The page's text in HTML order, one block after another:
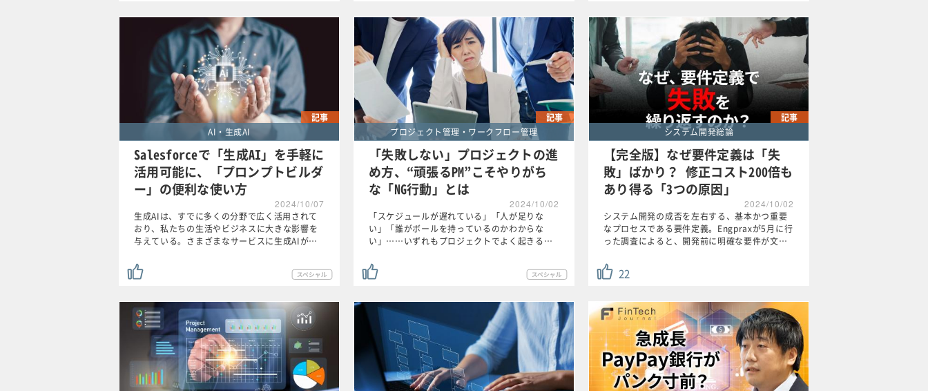
記事
AI・生成AI
Salesforceで「生成AI」を手軽に
活用可能に、「プロンプトビルダ
ー」の便利な使い方
2024/10/07
生成AIは、すでに多くの分野で広く活用されて
おり、私たちの生活やビジネスに大きな影響を
与えている。さまざまなサービスに生成AIが…
記事
プロジェクト管理・ワークフロー管理
「失敗しない」プロジェクトの進
め方、“頑張るPM”こそやりがち
な「NG行動」とは
2024/10/02
「スケジュールが遅れている」「人が足りな
い」「誰がボールを持っているのかわからな
い」……いずれもプロジェクトでよく起きる…
記事
システム開発総論
【完全版】なぜ要件定義は「失
敗」ばかり？ 修正コスト200倍も
あり得る「3つの原因」
2024/10/02
22
システム開発の成否を左右する、基本かつ重要
なプロセスである要件定義。Engpraxが5月に行
った調査によると、開発前に明確な要件が文…